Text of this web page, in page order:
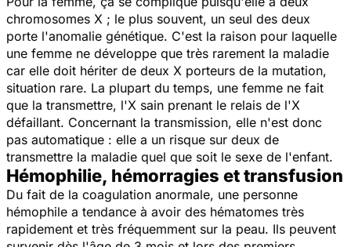
chromosomes X ; le plus souvent, un seul des deux
porte l'anomalie génétique. C'est la raison pour laquelle
une femme ne développe que très rarement la maladie
car elle doit hériter de deux X porteurs de la mutation,
situation rare. La plupart du temps, une femme ne fait
que la transmettre, l'X sain prenant le relais de l'X
défaillant. Concernant la transmission, elle n'est donc
pas automatique : elle a un risque sur deux de
transmettre la maladie quel que soit le sexe de l'enfant.
Hémophilie, hémorragies et transfusion
Du fait de la coagulation anormale, une personne
hémophile a tendance à avoir des hématomes très
rapidement et très fréquemment sur la peau. Ils peuvent